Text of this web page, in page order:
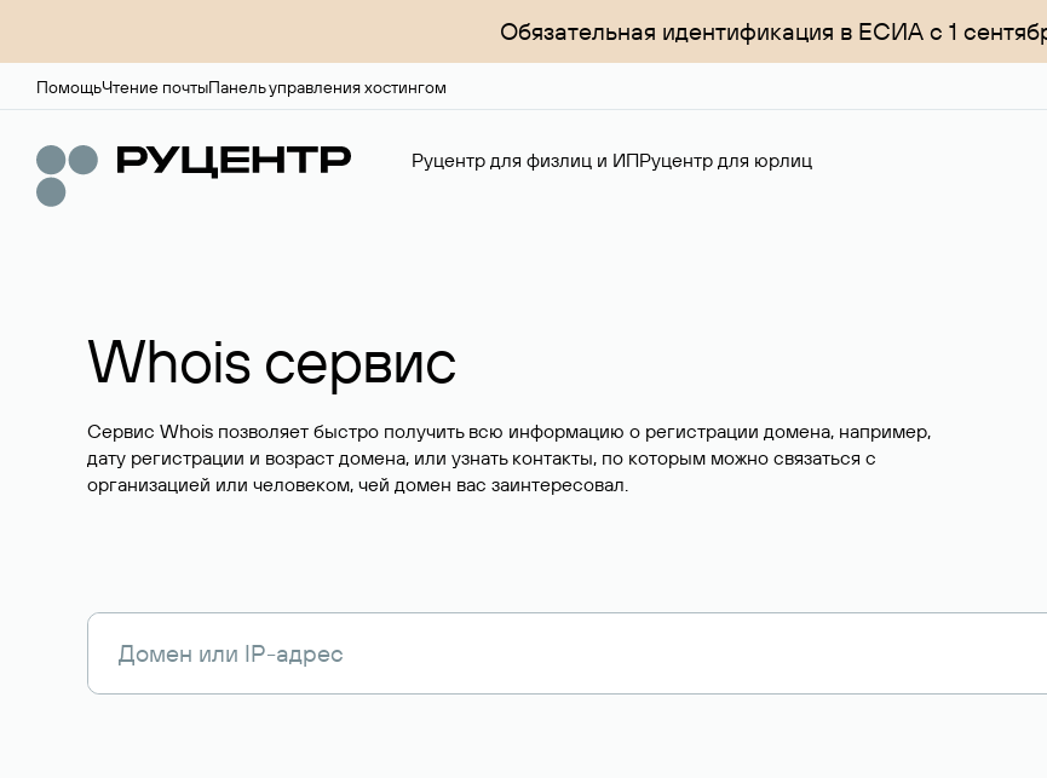
Обязательная идентификация в ЕСИА с 1
ПомощьЧтение почтыПанель управления хостингом
Руцентр для физлиц и ИПРуцентр для юрлиц
Whois сервис
Сервис Whois позволяет быстро получить всю информацию о регистрации домена, например,
дату регистрации и возраст домена, или узнать контакты, по которым можно связаться с
организацией или человеком, чей домен вас заинтересовал.